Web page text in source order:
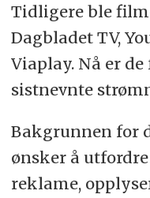
Tidligere ble
Dagbladet TV,
Viaplay. Nå er
sistnevnte
Bakgrunnen for
ønsker å
reklame,